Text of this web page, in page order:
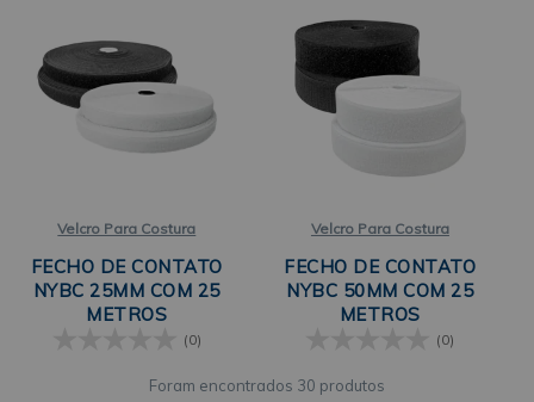
Velcro Para Costura
FECHO DE CONTATO
NYBC 25MM COM 25
METROS
(0)
Velcro Para Costura
FECHO DE CONTATO
NYBC 50MM COM 25
METROS
(0)
30 produtos